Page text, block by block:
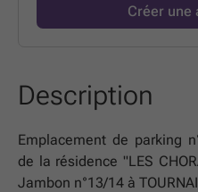
Créer une
Description
Emplacement de parking
de la résidence "LES
Jambon n°13/14 à